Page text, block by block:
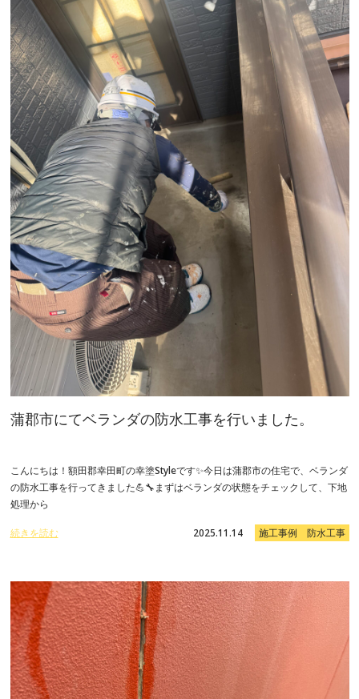
蒲郡市にてベランダの防水工事を行いました。
こんにちは！額田郡幸田町の幸塗Styleです✨今日は蒲郡市の住宅で、ベランダ
の防水工事を行ってきました💪🔧まずはベランダの状態をチェックして、下地
処理から
続きを読む 2025.11.14 施工事例 防水工事